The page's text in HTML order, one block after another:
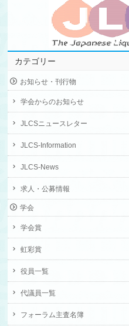
カテゴリー
お知らせ・刊行物
学会からのお知らせ
JLCSニュースレター
JLCS-Information
JLCS-News
求人・公募情報
学会
学会賞
虹彩賞
役員一覧
代議員一覧
フォーラム主査名簿